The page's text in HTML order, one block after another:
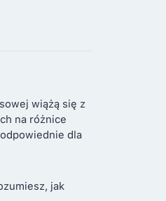
wiążą się z
na różnice
dla
jak